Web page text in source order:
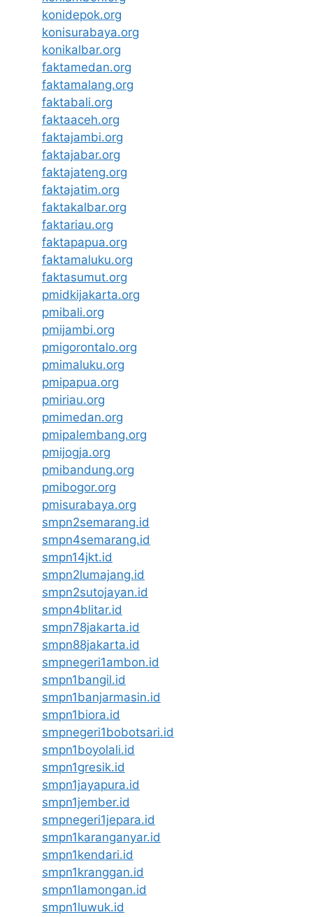
konidepok.org
konisurabaya.org
konikalbar.org
faktamedan.org
faktamalang.org
faktabali.org
faktaaceh.org
faktajambi.org
faktajabar.org
faktajateng.org
faktajatim.org
faktakalbar.org
faktariau.org
faktapapua.org
faktamaluku.org
faktasumut.org
pmidkijakarta.org
pmibali.org
pmijambi.org
pmigorontalo.org
pmimaluku.org
pmipapua.org
pmiriau.org
pmimedan.org
pmipalembang.org
pmijogja.org
pmibandung.org
pmibogor.org
pmisurabaya.org
smpn2semarang.id
smpn4semarang.id
smpn14jkt.id
smpn2lumajang.id
smpn2sutojayan.id
smpn4blitar.id
smpn78jakarta.id
smpn88jakarta.id
smpnegeri1ambon.id
smpn1bangil.id
smpn1banjarmasin.id
smpn1biora.id
smpnegeri1bobotsari.id
smpn1boyolali.id
smpn1gresik.id
smpn1jayapura.id
smpn1jember.id
smpnegeri1jepara.id
smpn1karanganyar.id
smpn1kendari.id
smpn1kranggan.id
smpn1lamongan.id
smpn1luwuk.id